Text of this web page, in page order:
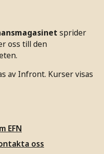
sprider
oss till den
av Infront. Kurser visas
EFN
oss